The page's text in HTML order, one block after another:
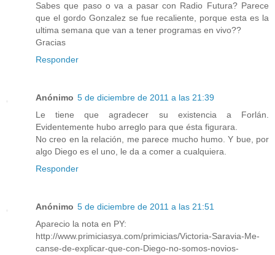
Sabes que paso o va a pasar con Radio Futura? Parece
que el gordo Gonzalez se fue recaliente, porque esta es la
ultima semana que van a tener programas en vivo??
Gracias
Responder
Anónimo 5 de diciembre de 2011 a las 21:39
Le tiene que agradecer su existencia a Forlán.
Evidentemente hubo arreglo para que ésta figurara.
No creo en la relación, me parece mucho humo. Y bue, por
algo Diego es el uno, le da a comer a cualquiera.
Responder
Anónimo 5 de diciembre de 2011 a las 21:51
Aparecio la nota en PY:
http://www.primiciasya.com/primicias/Victoria-Saravia-Me-
canse-de-explicar-que-con-Diego-no-somos-novios-